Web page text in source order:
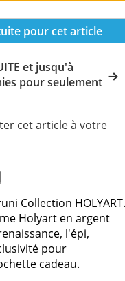
pour cet article
et jusqu'à
pour seulement
cet article à votre
Collection HOLYART.
Holyart en argent
l'épi,
pour
cadeau.